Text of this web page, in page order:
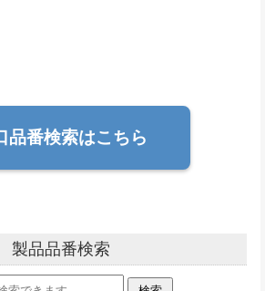
品番検索はこちら
製品品番検索